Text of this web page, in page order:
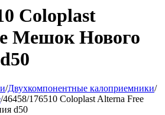
Coloplast
Мешок Нового
/Двухкомпонентные калоприемники/
/46458/176510 Coloplast Alterna Free
d50